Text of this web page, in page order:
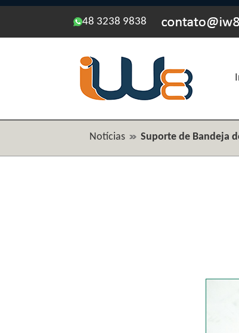
48 3238 9838
Notícias Suporte de Bandeja